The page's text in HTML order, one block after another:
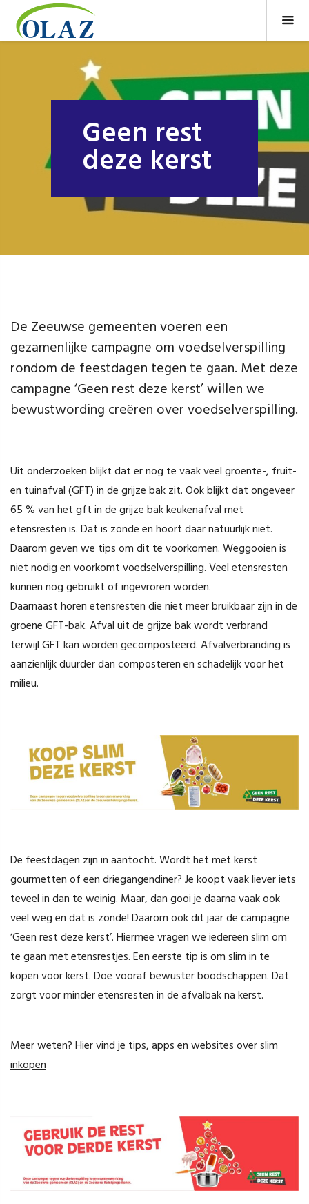
Geen rest
deze kerst
De Zeeuwse gemeenten voeren een
gezamenlijke campagne om voedselverspilling
rondom de feestdagen tegen te gaan. Met deze
campagne ‘Geen rest deze kerst’ willen we
bewustwording creëren over voedselverspilling.
Uit onderzoeken blijkt dat er nog te vaak veel groente-, fruit-
en tuinafval (GFT) in de grijze bak zit. Ook blijkt dat ongeveer
65 % van het gft in de grijze bak keukenafval met
etensresten is. Dat is zonde en hoort daar natuurlijk niet.
Daarom geven we tips om dit te voorkomen. Weggooien is
niet nodig en voorkomt voedselverspilling. Veel etensresten
kunnen nog gebruikt of ingevroren worden.
Daarnaast horen etensresten die niet meer bruikbaar zijn in de
groene GFT-bak. Afval uit de grijze bak wordt verbrand
terwijl GFT kan worden gecomposteerd. Afvalverbranding is
aanzienlijk duurder dan composteren en schadelijk voor het
milieu.
De feestdagen zijn in aantocht. Wordt het met kerst
gourmetten of een driegangendiner? Je koopt vaak liever iets
teveel in dan te weinig. Maar, dan gooi je daarna vaak ook
veel weg en dat is zonde! Daarom ook dit jaar de campagne
‘Geen rest deze kerst’. Hiermee vragen we iedereen slim om
te gaan met etensrestjes. Een eerste tip is om slim in te
kopen voor kerst. Doe vooraf bewuster boodschappen. Dat
zorgt voor minder etensresten in de afvalbak na kerst.
Meer weten? Hier vind jetips, apps en websites over slim
inkopen